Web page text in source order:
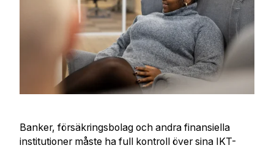
Banker, försäkringsbolag och andra finansiella
institutioner måste ha full kontroll över sina IKT-